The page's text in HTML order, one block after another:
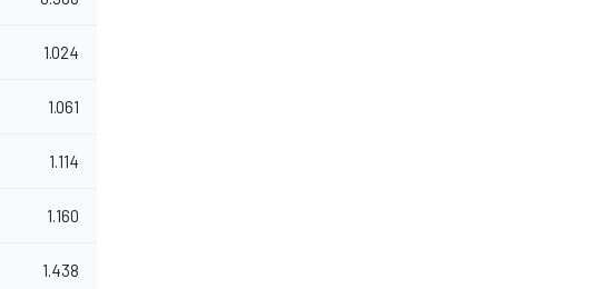
1.024
1.061
1.114
1.160
1.438